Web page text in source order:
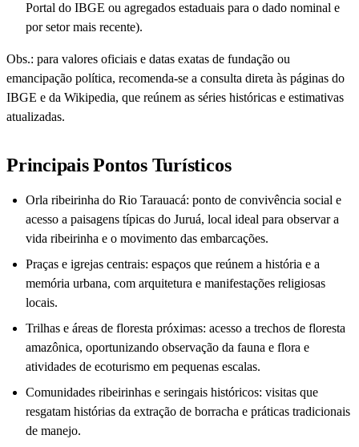
Portal do IBGE ou agregados estaduais para o dado nominal e
por setor mais recente).
Obs.: para valores oficiais e datas exatas de fundação ou
emancipação política, recomenda-se a consulta direta às páginas do
IBGE e da Wikipedia, que reúnem as séries históricas e estimativas
atualizadas.
Principais Pontos Turísticos
Orla ribeirinha do Rio Tarauacá: ponto de convivência social e
acesso a paisagens típicas do Juruá, local ideal para observar a
vida ribeirinha e o movimento das embarcações.
Praças e igrejas centrais: espaços que reúnem a história e a
memória urbana, com arquitetura e manifestações religiosas
locais.
Trilhas e áreas de floresta próximas: acesso a trechos de floresta
amazônica, oportunizando observação da fauna e flora e
atividades de ecoturismo em pequenas escalas.
Comunidades ribeirinhas e seringais históricos: visitas que
resgatam histórias da extração de borracha e práticas tradicionais
de manejo.